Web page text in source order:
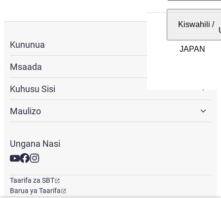
Kiswahili /
Kununua
Msaada
Kuhusu Sisi
Maulizo
Ungana Nasi
Taarifa za SBT
Barua ya Taarifa